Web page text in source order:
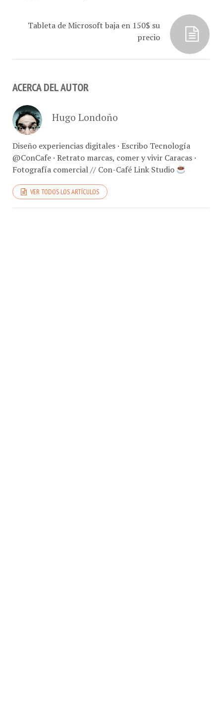
Tableta de Microsoft baja en 150$ su
precio
ACERCA DEL AUTOR
Hugo Londoño
Diseño experiencias digitales · Escribo Tecnología
@ConCafe · Retrato marcas, comer y vivir Caracas ·
Fotografía comercial // Con-Café Link Studio
VER TODOS LOS ARTÍCULOS